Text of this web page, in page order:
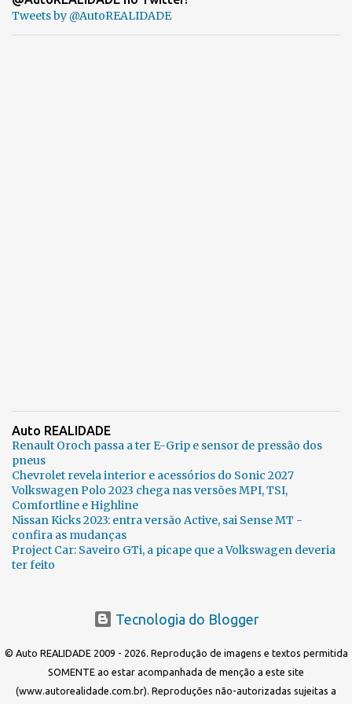
Tweets by @AutoREALIDADE
Auto REALIDADE
Renault Oroch passa a ter E-Grip e sensor de pressão dos
pneus
Chevrolet revela interior e acessórios do Sonic 2027
Volkswagen Polo 2023 chega nas versões MPI, TSI,
Comfortline e Highline
Nissan Kicks 2023: entra versão Active, sai Sense MT -
confira as mudanças
Project Car: Saveiro GTi, a picape que a Volkswagen deveria
ter feito
Tecnologia do Blogger
© Auto REALIDADE 2009 - 2026. Reprodução de imagens e textos permitida
SOMENTE ao estar acompanhada de menção a este site
(www.autorealidade.com.br). Reproduções não-autorizadas sujeitas a